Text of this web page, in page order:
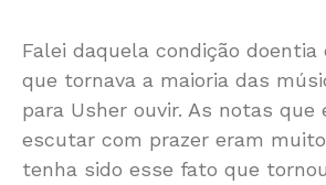
Falei daquela condição doentia
que tornava a maioria das
para Usher ouvir. As notas que
escutar com prazer eram
tenha sido esse fato que